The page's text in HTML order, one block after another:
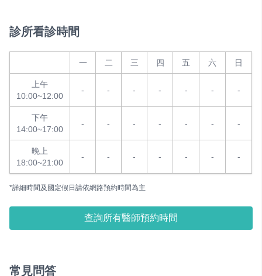
診所看診時間
一 二 三 四 五 六 日
上午
10:00~12:00
- - - - - - -
下午
14:00~17:00
- - - - - - -
晚上
18:00~21:00
- - - - - - -
*詳細時間及國定假日請依網路預約時間為主
查詢所有醫師預約時間
常見問答